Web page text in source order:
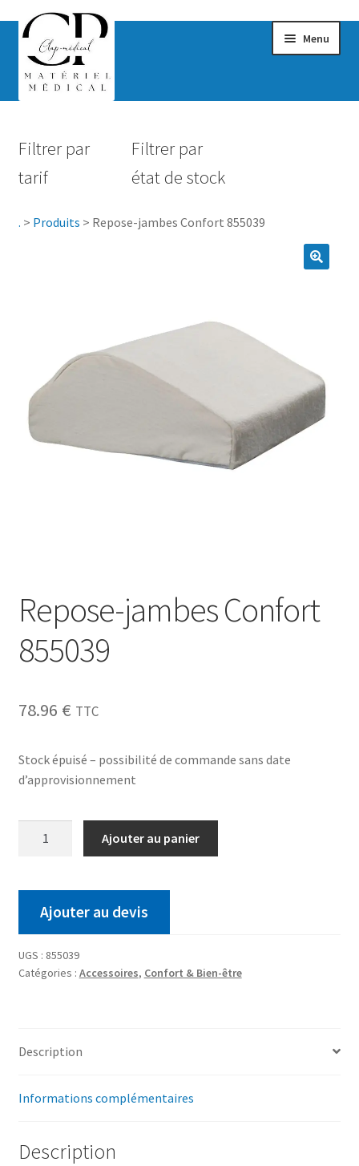
Menu
Hygiène
Vêtements & Chaussures
Sécurité
Filtrer par
tarif
Filtrer par
état de stock
. > Produits > Repose-jambes Confort 855039
Repose-jambes Confort
855039
78.96 € TTC
Stock épuisé – possibilité de commande sans date
d’approvisionnement
Ajouter au panier
Ajouter au devis
UGS : 855039
Catégories : Accessoires, Confort & Bien-être
Description
Informations complémentaires
Description